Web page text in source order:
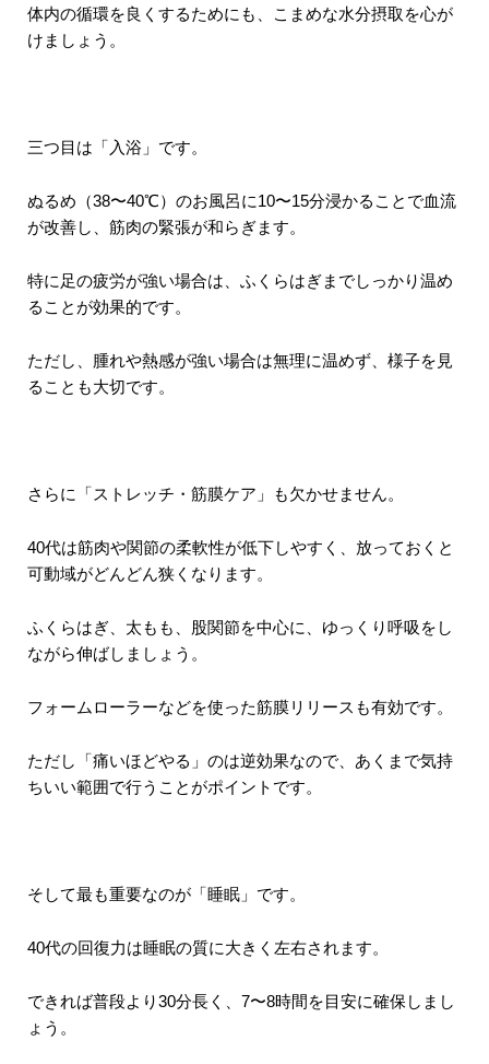
体内の循環を良くするためにも、こまめな水分摂取を心が
けましょう。
三つ目は「入浴」です。
ぬるめ（38〜40℃）のお風呂に10〜15分浸かることで血流
が改善し、筋肉の緊張が和らぎます。
特に足の疲労が強い場合は、ふくらはぎまでしっかり温め
ることが効果的です。
ただし、腫れや熱感が強い場合は無理に温めず、様子を見
ることも大切です。
さらに「ストレッチ・筋膜ケア」も欠かせません。
40代は筋肉や関節の柔軟性が低下しやすく、放っておくと
可動域がどんどん狭くなります。
ふくらはぎ、太もも、股関節を中心に、ゆっくり呼吸をし
ながら伸ばしましょう。
フォームローラーなどを使った筋膜リリースも有効です。
ただし「痛いほどやる」のは逆効果なので、あくまで気持
ちいい範囲で行うことがポイントです。
そして最も重要なのが「睡眠」です。
40代の回復力は睡眠の質に大きく左右されます。
できれば普段より30分長く、7〜8時間を目安に確保しまし
ょう。